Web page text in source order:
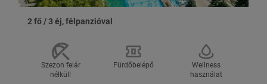
ÉRVÉNYESSÉG ÉS FIZETÉS
hétköznapokon (vasárnaptól péntekig). Főszezonban
(2026.07.03.-08.31.) felár ellenében, a szállodával előre egyeztetett
időpontban, a szabad helyek függvényében, írásos visszaigazolás
alapján. Kivéve: 2026.10.22.-11.01. között, valamint hétvégéken és
2 fő / 3 éj, félpanzióval
Szezon felár
nélkül!
Fürdőbelépő
Wellness
használat